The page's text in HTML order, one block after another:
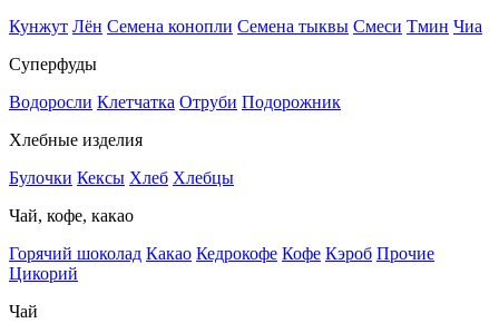
Кунжут Лён Семена конопли Семена тыквы Смеси Тмин Чиа
Суперфуды
Водоросли Клетчатка Отруби Подорожник
Хлебные изделия
Булочки Кексы Хлеб Хлебцы
Чай, кофе, какао
Горячий шоколад Какао Кедрокофе Кофе Кэроб Прочие
Цикорий
Чай